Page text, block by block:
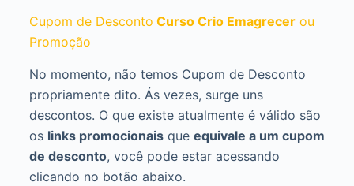
Cupom de Desconto Curso Crio Emagrecer ou
Promoção
No momento, não temos Cupom de Desconto
propriamente dito. Ás vezes, surge uns
descontos. O que existe atualmente é válido são
os links promocionaisque equivale a um cupom
de desconto, você pode estar acessando
clicando no botão abaixo.